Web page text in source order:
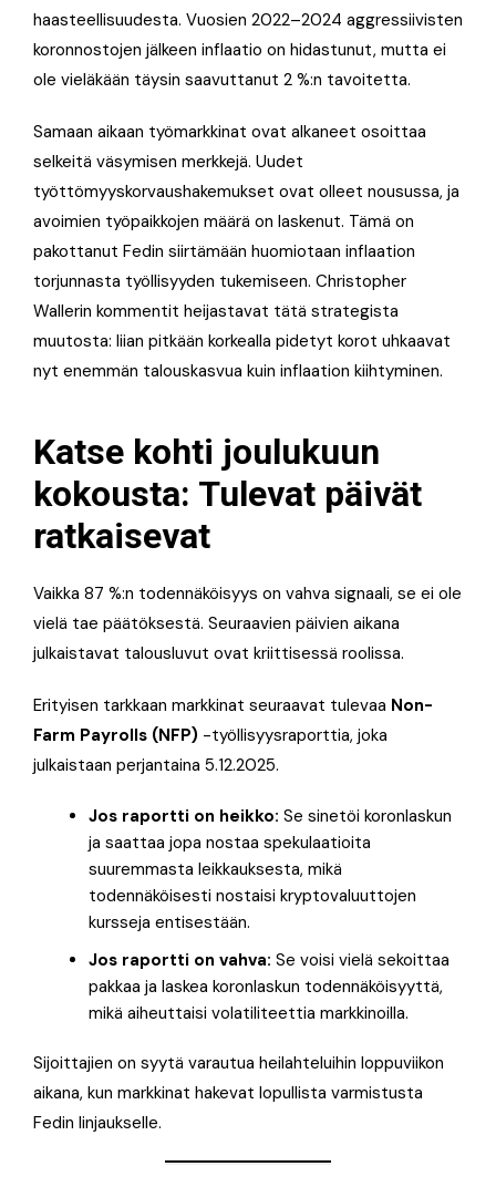
haasteellisuudesta. Vuosien 2022–2024 aggressiivisten
koronnostojen jälkeen inflaatio on hidastunut, mutta ei
ole vieläkään täysin saavuttanut 2 %:n tavoitetta.
Samaan aikaan työmarkkinat ovat alkaneet osoittaa
selkeitä väsymisen merkkejä. Uudet
työttömyyskorvaushakemukset ovat olleet nousussa, ja
avoimien työpaikkojen määrä on laskenut. Tämä on
pakottanut Fedin siirtämään huomiotaan inflaation
torjunnasta työllisyyden tukemiseen. Christopher
Wallerin kommentit heijastavat tätä strategista
muutosta: liian pitkään korkealla pidetyt korot uhkaavat
nyt enemmän talouskasvua kuin inflaation kiihtyminen.
Katse kohti joulukuun
kokousta: Tulevat päivät
ratkaisevat
Vaikka 87 %:n todennäköisyys on vahva signaali, se ei ole
vielä tae päätöksestä. Seuraavien päivien aikana
julkaistavat talousluvut ovat kriittisessä roolissa.
Erityisen tarkkaan markkinat seuraavat tulevaa Non-
Farm Payrolls (NFP) -työllisyysraporttia, joka
julkaistaan perjantaina 5.12.2025.
Jos raportti on heikko: Se sinetöi koronlaskun
ja saattaa jopa nostaa spekulaatioita
suuremmasta leikkauksesta, mikä
todennäköisesti nostaisi kryptovaluuttojen
kursseja entisestään.
Jos raportti on vahva: Se voisi vielä sekoittaa
pakkaa ja laskea koronlaskun todennäköisyyttä,
mikä aiheuttaisi volatiliteettia markkinoilla.
Sijoittajien on syytä varautua heilahteluihin loppuviikon
aikana, kun markkinat hakevat lopullista varmistusta
Fedin linjaukselle.